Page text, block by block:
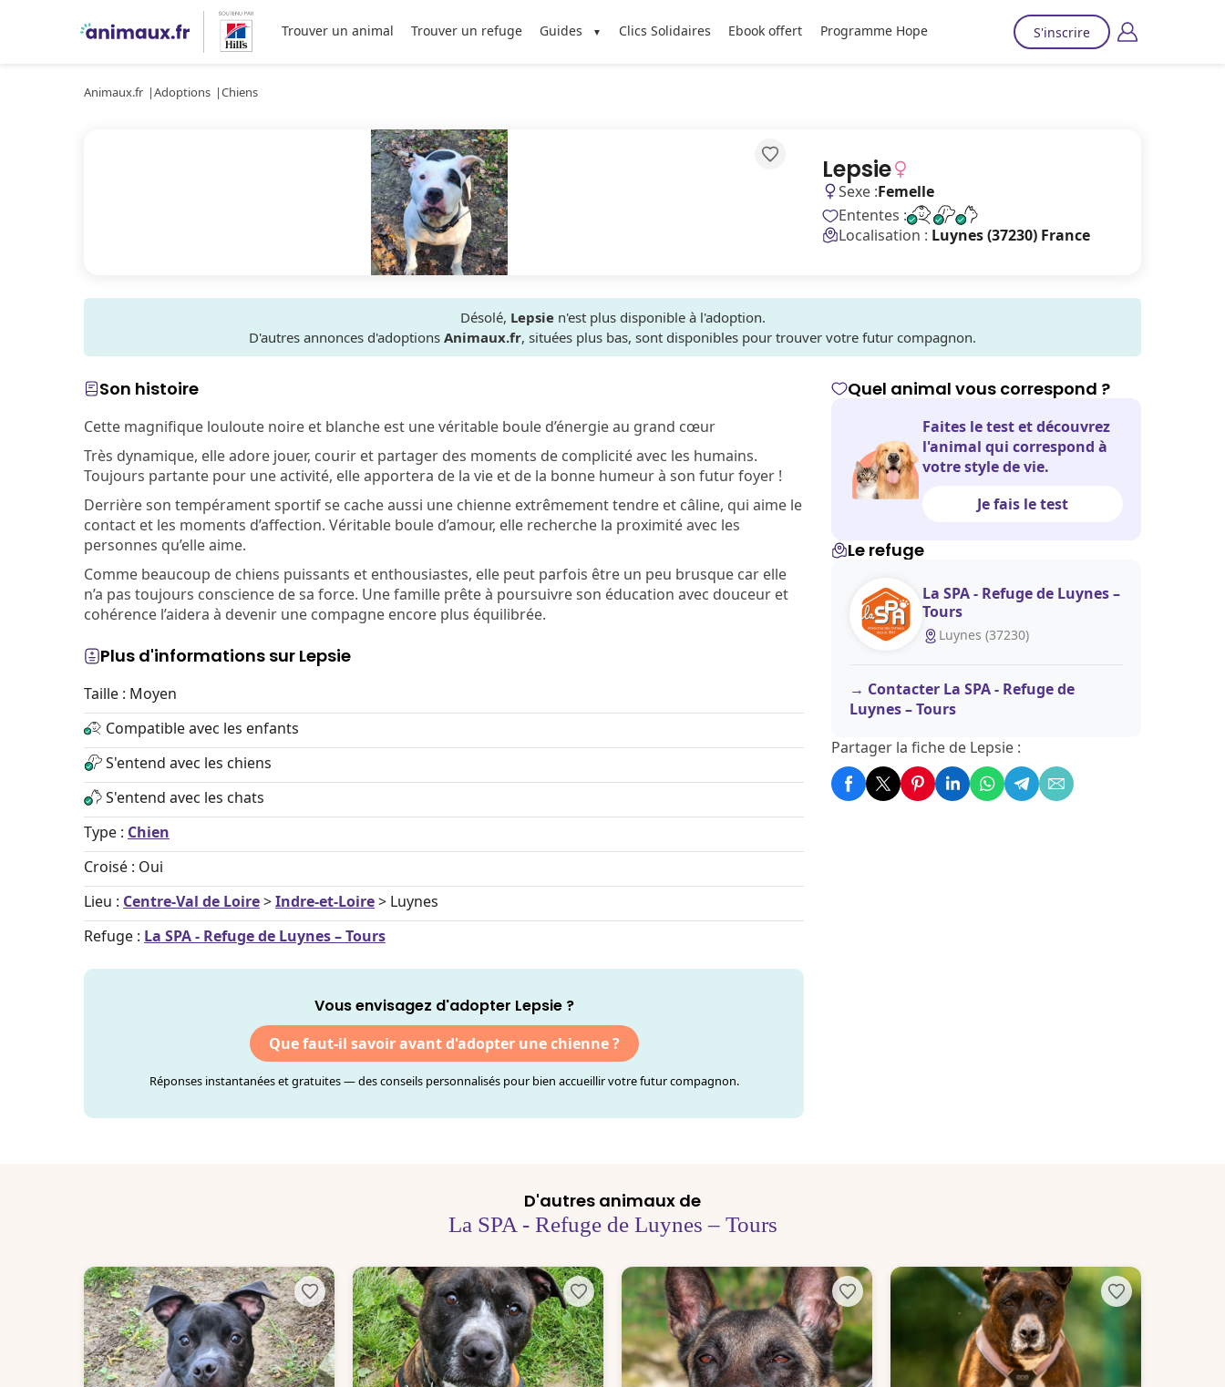
Trouver un animal Trouver un refuge Guides Clics Solidaires Ebook offert Programme Hope S'inscrire
Animaux.fr Adoptions Chiens
Lepsie
Sexe :Femelle
Ententes :
Localisation : Luynes (37230) France
Désolé, Lepsien'est plus disponible à l'adoption.
D'autres annonces d'adoptions Animaux.fr, situées plus bas, sont disponibles pour trouver votre futur compagnon.
Son histoire
Cette magnifique louloute noire et blanche est une véritable boule d’énergie au grand cœur
Très dynamique, elle adore jouer, courir et partager des moments de complicité avec les humains.
Toujours partante pour une activité, elle apportera de la vie et de la bonne humeur à son futur foyer !
Derrière son tempérament sportif se cache aussi une chienne extrêmement tendre et câline, qui aime le
contact et les moments d’affection. Véritable boule d’amour, elle recherche la proximité avec les
personnes qu’elle aime.
Comme beaucoup de chiens puissants et enthousiastes, elle peut parfois être un peu brusque car elle
n’a pas toujours conscience de sa force. Une famille prête à poursuivre son éducation avec douceur et
cohérence l’aidera à devenir une compagne encore plus équilibrée.
Plus d'informations sur Lepsie
Taille : Moyen
Compatible avec les enfants
S'entend avec les chiens
S'entend avec les chats
Type : Chien
Croisé : Oui
Lieu : Centre-Val de Loire>Indre-et-Loire> Luynes
Refuge : La SPA - Refuge de Luynes – Tours
Vous envisagez d'adopter Lepsie ?
Que faut-il savoir avant d'adopter une chienne ?
Réponses instantanées et gratuites — des conseils personnalisés pour bien accueillir votre futur compagnon.
Quel animal vous correspond ?
Faites le test et découvrez
l'animal qui correspond à
votre style de vie.
Je fais le test
Le refuge
La SPA - Refuge de Luynes –
Tours
Luynes (37230)
Contacter La SPA - Refuge de
Luynes – Tours
Partager la fiche de Lepsie :
D'autres animaux de
La SPA - Refuge de Luynes – Tours